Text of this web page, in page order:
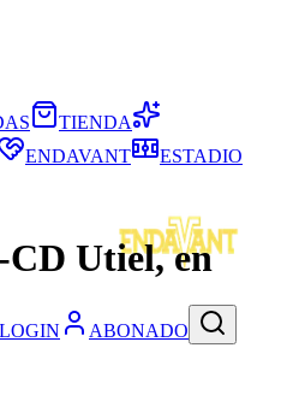
LOGIN ABONADO
TIENDA
ENDAVANT ESTADIO
Utiel, en